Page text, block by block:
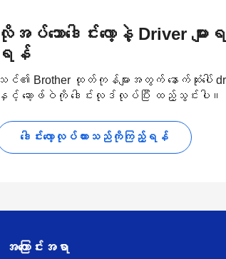
လိုအပ်သောဒေါင်းလော့နဲ့ Driver မျာ
ရန်
သင်၏ Brother ထုတ်ကုန်များအတွက် နောက်ဆုံးပေါ်
နှင့် ဆော့ဖ်ဝဲကို ဒေါင်းလုဒ်လုပ်ပြီး ထည့်သွင်းပါ။
ဒေါင်းလော့လုပ်ထားသည်ကိုကြည့်ရန်
အကြောင်းအရာ